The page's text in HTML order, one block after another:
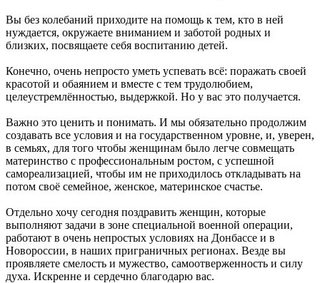
Вы без колебаний приходите на помощь к тем, кто в ней
нуждается, окружаете вниманием и заботой родных и
близких, посвящаете себя воспитанию детей.
Конечно, очень непросто уметь успевать всё: поражать своей
красотой и обаянием и вместе с тем трудолюбием,
целеустремлённостью, выдержкой. Но у вас это получается.
Важно это ценить и понимать. И мы обязательно продолжим
создавать все условия и на государственном уровне, и, уверен,
в семьях, для того чтобы женщинам было легче совмещать
материнство с профессиональным ростом, с успешной
самореализацией, чтобы им не приходилось откладывать на
потом своё семейное, женское, материнское счастье.
Отдельно хочу сегодня поздравить женщин, которые
выполняют задачи в зоне специальной военной операции,
работают в очень непростых условиях на Донбассе и в
Новороссии, в наших приграничных регионах. Везде вы
проявляете смелость и мужество, самоотверженность и силу
духа. Искренне и сердечно благодарю вас.